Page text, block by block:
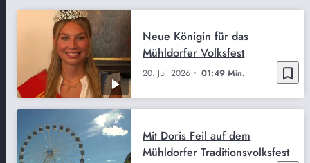
bookmark_border
20. Juli 2026 01:49 Min.
Neue Königin für das
Mühldorfer Volksfest
Mit Doris Feil auf dem
Mühldorfer Traditionsvolksfest